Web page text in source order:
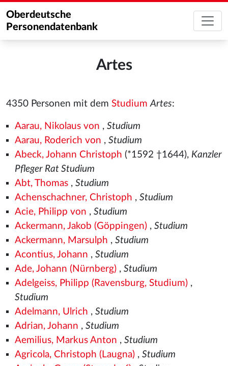
Oberdeutsche
Personendatenbank
Artes
4350 Personen mit dem Studium Artes:
Aarau, Nikolaus von , Studium
Aarau, Roderich von , Studium
Abeck, Johann Christoph (*1592 †1644), Kanzler
Pfleger Rat Studium
Abt, Thomas, Studium
Achenschachner, Christoph , Studium
Acie, Philipp von , Studium
Ackermann, Jakob (Göppingen), Studium
Ackermann, Marsulph , Studium
Acontius, Johann , Studium
Ade, Johann (Nürnberg), Studium
Adelgeiss, Philipp (Ravensburg, Studium),
Studium
Adelmann, Ulrich , Studium
Adrian, Johann , Studium
Aemilius, Markus Anton , Studium
Agricola, Christoph (Laugna), Studium